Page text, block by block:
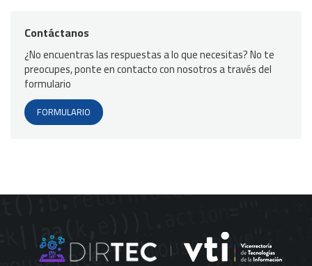
POP/IMAP
En la opción «Reenvío», haz clic en el botón
Añadir una dirección de reenvío.
Contáctanos
¿No encuentras las respuestas a lo que necesitas? No te
preocupes, ponte en contacto con nosotros a través del
formulario
FORMULARIO